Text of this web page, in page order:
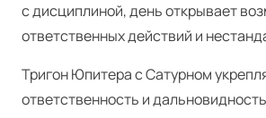
с дисциплиной, день открывает
ответственных действий и
Тригон Юпитера с Сатурном
ответственность и